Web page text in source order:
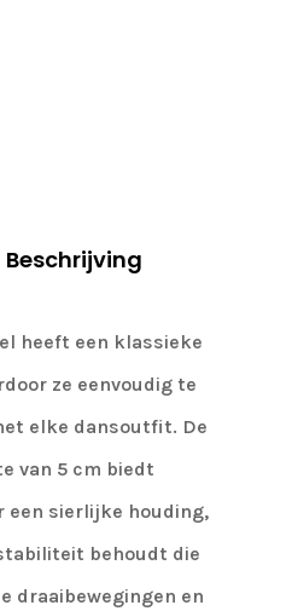
heeft een klassieke
ze eenvoudig te
elke dansoutfit. De
van 5 cm biedt
een sierlijke houding,
behoudt die
draaibewegingen en